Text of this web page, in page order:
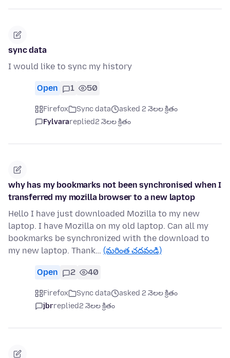
sync data
I would like to sync my history
Open 1 50
Firefox Sync data
asked 2 నెలల క్రితం
Fylvarareplied2 నెలల క్రితం
why has my bookmarks not been synchronised when I
transferred my mozilla browser to a new laptop
Hello I have just downloaded Mozilla to my new
laptop. I have Mozilla on my old laptop. Can all my
bookmarks be synchronized with the download to
my new laptop. Thank… (మరింత చదవండి)
Open 2 40
Firefox Sync data
asked 2 నెలల క్రితం
jbrreplied2 నెలల క్రితం